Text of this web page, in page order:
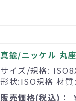
真鍮/ニッケル 丸
サイズ/規格:
形状:ISO規格 材
販売価格(税込)：